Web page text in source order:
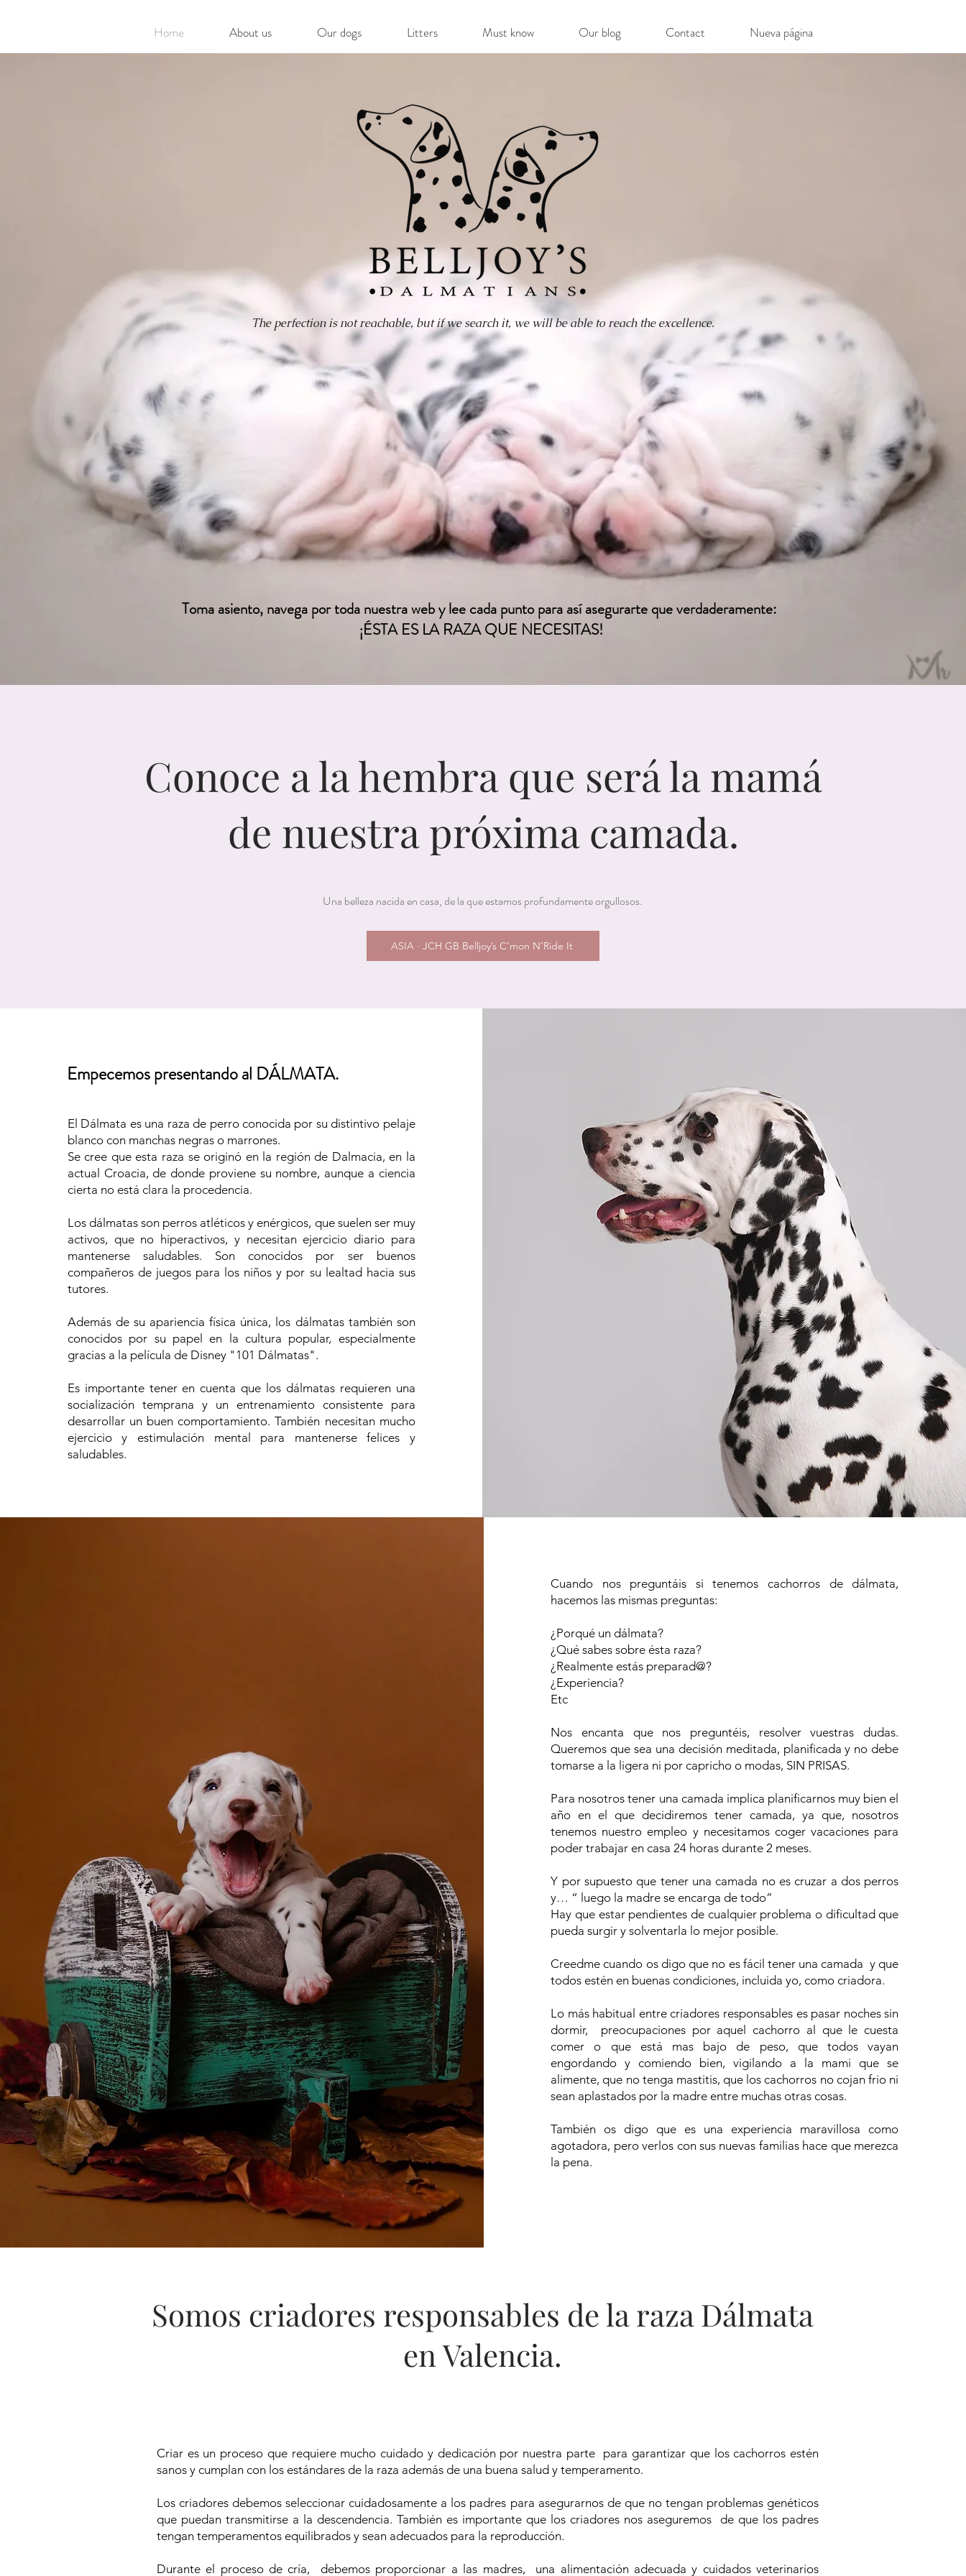
Home About us Our dogs Litters Must know Our blog Contact Nueva página
The perfection is not reachable, but if we search it, we will be able to reach the excellence.
Toma asiento, navega por toda nuestra web y lee cada punto para así asegurarte que verdaderamente:
¡ÉSTA ES LA RAZA QUE NECESITAS!
Conoce a la hembra que será la mamá
de nuestra próxima camada.
Una belleza nacida en casa, de la que estamos profundamente orgullosos.
ASIA · JCH GB Belljoy’s C’mon N’Ride It
Empecemos presentando al DÁLMATA.
El Dálmata es una raza de perro conocida por su distintivo pelaje
blanco con manchas negras o marrones.
Se cree que esta raza se originó en la región de Dalmacia, en la
actual Croacia, de donde proviene su nombre, aunque a ciencia
cierta no está clara la procedencia.
Los dálmatas son perros atléticos y enérgicos, que suelen ser muy
activos, que no hiperactivos, y necesitan ejercicio diario para
mantenerse saludables. Son conocidos por ser buenos
compañeros de juegos para los niños y por su lealtad hacia sus
tutores.
Además de su apariencia física única, los dálmatas también son
conocidos por su papel en la cultura popular, especialmente
gracias a la película de Disney "101 Dálmatas".
Es importante tener en cuenta que los dálmatas requieren una
socialización temprana y un entrenamiento consistente para
desarrollar un buen comportamiento. También necesitan mucho
ejercicio y estimulación mental para mantenerse felices y
saludables.
Cuando nos preguntáis si tenemos cachorros de dálmata,
hacemos las mismas preguntas:
¿Porqué un dálmata?
¿Qué sabes sobre ésta raza?
¿Realmente estás preparad@?
¿Experiencia?
Etc
Nos encanta que nos preguntéis, resolver vuestras dudas.
Queremos que sea una decisión meditada, planificada y no debe
tomarse a la ligera ni por capricho o modas, SIN PRISAS.
Para nosotros tener una camada implica planificarnos muy bien el
año en el que decidiremos tener camada, ya que, nosotros
tenemos nuestro empleo y necesitamos coger vacaciones para
poder trabajar en casa 24 horas durante 2 meses.
Y por supuesto que tener una camada no es cruzar a dos perros
y… “ luego la madre se encarga de todo”
Hay que estar pendientes de cualquier problema o dificultad que
pueda surgir y solventarla lo mejor posible.
Creedme cuando os digo que no es fácil tener una camada y que
todos estén en buenas condiciones, incluida yo, como criadora.
Lo más habitual entre criadores responsables es pasar noches sin
dormir, preocupaciones por aquel cachorro al que le cuesta
comer o que está mas bajo de peso, que todos vayan
engordando y comiendo bien, vigilando a la mami que se
alimente, que no tenga mastitis, que los cachorros no cojan frio ni
sean aplastados por la madre entre muchas otras cosas.
También os digo que es una experiencia maravillosa como
agotadora, pero verlos con sus nuevas familias hace que merezca
la pena.
Somos criadores responsables de la raza Dálmata
en Valencia.
Criar es un proceso que requiere mucho cuidado y dedicación por nuestra parte para garantizar que los cachorros estén
sanos y cumplan con los estándares de la raza además de una buena salud y temperamento.
Los criadores debemos seleccionar cuidadosamente a los padres para asegurarnos de que no tengan problemas genéticos
que puedan transmitirse a la descendencia. También es importante que los criadores nos aseguremos de que los padres
tengan temperamentos equilibrados y sean adecuados para la reproducción.
Durante el proceso de cría, debemos proporcionar a las madres, una alimentación adecuada y cuidados veterinarios